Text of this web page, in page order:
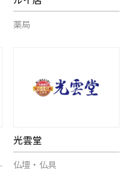
薬局
光雲堂
仏壇・仏具